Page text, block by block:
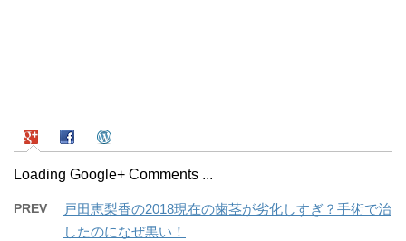
Loading Google+ Comments ...
PREV
戸田恵梨香の2018現在の歯茎が劣化しすぎ？手術で治
したのになぜ黒い！